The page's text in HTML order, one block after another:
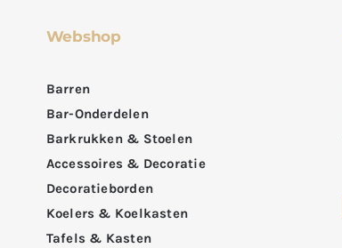
Webshop
Barren
Bar-Onderdelen
Barkrukken & Stoelen
Accessoires & Decoratie
Decoratieborden
Koelers & Koelkasten
Tafels & Kasten